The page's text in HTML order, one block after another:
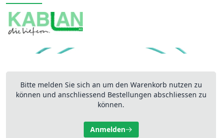
Bitte melden Sie sich an um den Warenkorb nutzen zu
können und anschliessend Bestellungen abschliessen zu
können.
Anmelden